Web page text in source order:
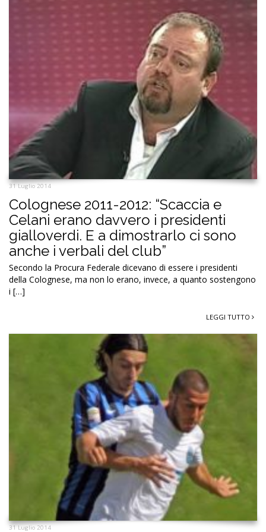
31 Luglio 2014
Colognese 2011-2012: “Scaccia e
Celani erano davvero i presidenti
gialloverdi. E a dimostrarlo ci sono
anche i verbali del club”
Secondo la Procura Federale dicevano di essere i presidenti
della Colognese, ma non lo erano, invece, a quanto sostengono
i […]
LEGGI TUTTO
31 Luglio 2014